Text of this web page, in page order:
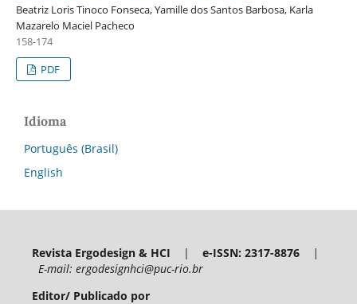
Beatriz Loris Tinoco Fonseca, Yamille dos Santos Barbosa, Karla
Mazarelo Maciel Pacheco
158-174
PDF
Idioma
Português (Brasil)
English
Revista Ergodesign & HCI | e-ISSN: 2317-8876
|
E-mail: ergodesignhci@puc-rio.br
Editor/ Publicado por